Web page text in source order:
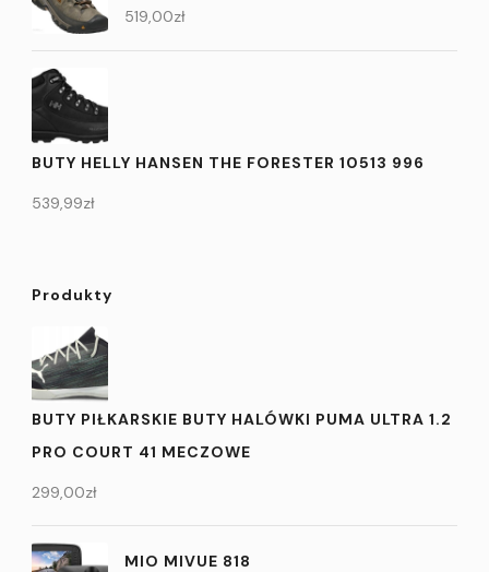
519,00zł
BUTY HELLY HANSEN THE FORESTER 10513 996
539,99zł
Produkty
BUTY PIŁKARSKIE BUTY HALÓWKI PUMA ULTRA 1.2
PRO COURT 41 MECZOWE
299,00zł
MIO MIVUE 818